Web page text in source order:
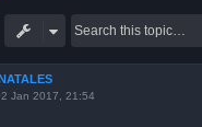
Jan 2017, 21:54